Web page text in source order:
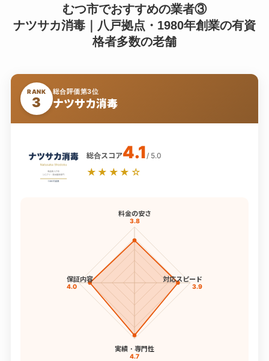
むつ市でおすすめの業者③
ナツサカ消毒｜八戸拠点・1980年創業の有資
格者多数の老舗
RANK
3
総合評価第3位
ナツサカ消毒
総合スコア4.1 / 5.0
★★★★☆
料金の安さ
3.8
対応スピード
3.9
実績・専門性
4.7
保証内容
4.0